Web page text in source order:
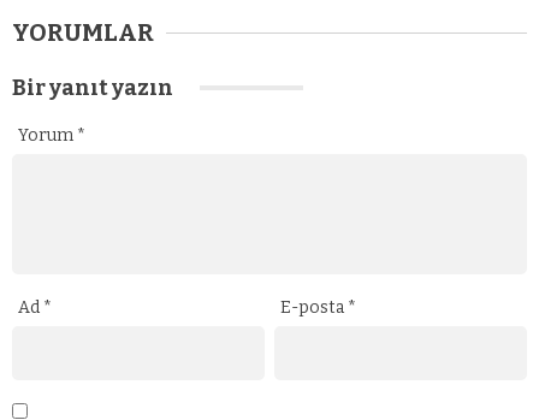
YORUMLAR
Bir yanıt yazın
Yorum *
Ad * E-posta *